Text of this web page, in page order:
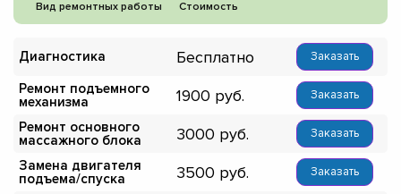
Вид ремонтных работы Стоимость
Диагностика Бесплатно Заказать
Ремонт подъемного
механизма
1900 Заказать
Ремонт основного
массажного блока
3000 Заказать
Замена двигателя
подъема/спуска
3500 Заказать